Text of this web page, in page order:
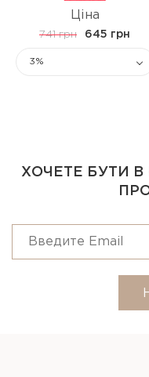
Ціна
741 грн 645 грн
3%
ХОЧЕТЕ БУТИ В